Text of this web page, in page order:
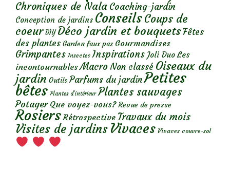
Chroniques de Nala Coaching-jardin
Conception de jardins ConseilsCoups de
coeur DIY Déco jardin et bouquetsFêtes
des plantes Garden faux pas Gourmandises
Grimpantes Insectes Inspirations Joli Duo Les
incontournables Macro Non classé Oiseaux du
jardin Outils Parfums du jardinPetites
bêtes Plantes d’intérieur Plantes sauvages
Potager Que voyez-vous? Revue de presse
Rosiers Rétrospective Travaux du mois
Visites de jardins Vivaces Vivaces couvre-sol